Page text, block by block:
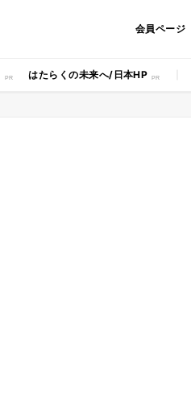
会員ページ
はたらくの未来へ/日本HP